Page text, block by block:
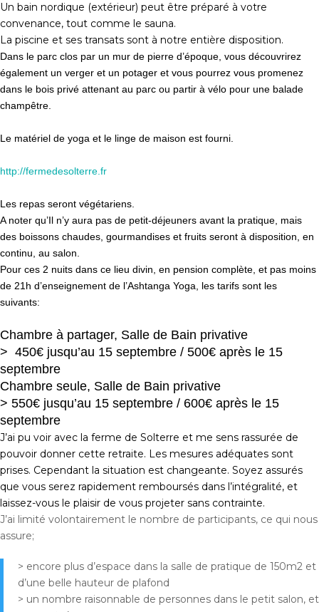
Un bain nordique (extérieur) peut être préparé à votre
convenance, tout comme le sauna.
La piscine et ses transats sont à notre entière disposition.
Dans le parc clos par un mur de pierre d’époque, vous découvrirez
également un verger et un potager et vous pourrez vous promenez
dans le bois privé attenant au parc ou partir à vélo pour une balade
champêtre.
Le matériel de yoga et le linge de maison est fourni.
http://fermedesolterre.fr
Les repas seront végétariens.
A noter qu’Il n’y aura pas de petit-déjeuners avant la pratique, mais
des boissons chaudes, gourmandises et fruits seront à disposition, en
continu, au salon.
Pour ces 2 nuits dans ce lieu divin, en pension complète, et pas moins
de 21h d’enseignement de l’Ashtanga Yoga, les tarifs sont les
suivants:
Chambre à partager, Salle de Bain privative
> 450€ jusqu’au 15 septembre / 500€ après le 15
septembre
Chambre seule, Salle de Bain privative
> 550€ jusqu’au 15 septembre / 600€ après le 15
septembre
J’ai pu voir avec la ferme de Solterre et me sens rassurée de
pouvoir donner cette retraite. Les mesures adéquates sont
prises. Cependant la situation est changeante. Soyez assurés
que vous serez rapidement remboursés dans l’intégralité, et
laissez-vous le plaisir de vous projeter sans contrainte.
J’ai limité volontairement le nombre de participants, ce qui nous
assure;
> encore plus d’espace dans la salle de pratique de 150m2 et
d’une belle hauteur de plafond
> un nombre raisonnable de personnes dans le petit salon, et